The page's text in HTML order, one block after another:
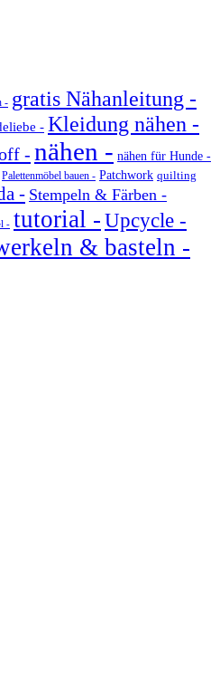
- gratis Nähanleitung -
- Kleidung nähen -
- nähen - nähen für Hunde -
Palettenmöbel bauen - Patchwork quilting
- Stempeln & Färben -
- tutorial -Upcycle -
& basteln -